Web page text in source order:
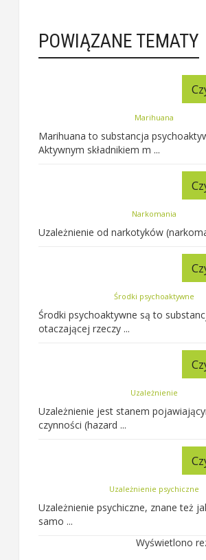
POWIĄZANE TEMATY
Marihuana
Marihuana to substancja
Aktywnym składnikiem m ...
Narkomania
Uzależnienie od narkotyków
Środki psychoaktywne
Środki psychoaktywne są to
otaczającej rzeczy ...
Uzależnienie
Uzależnienie jest stanem
czynności (hazard ...
Uzależnienie psychiczne
Uzależnienie psychiczne, znane też
samo ...
Wyświetlono